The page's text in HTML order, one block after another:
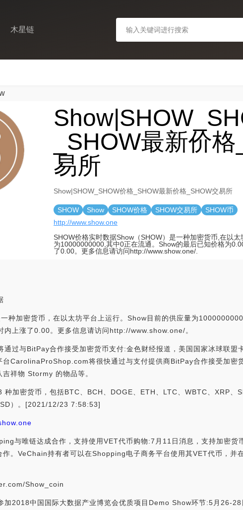
木星链
_SHOW最新价
易所
Show|SHOW_SHOW价格_SHOW最新价格_SHOW交易所
SHOW Show SHOW价格 SHOW交易所
SHOW币
http://www.show.one
SHOW价格实时数据Show（SHOW）是一种加密货币,在以
为10000000000,其中0正在流通。Show的最后已知价格为
了0.00。更多信息请访问http://www.show.one/.
种加密货币，在以太坊平台上运行。Show目前的供应量为
内上涨了0.00。更多信息请访问http://www.show.one/。
过与BitPay合作接受加密货币支付:金色财经报道，美国国家冰球联盟
台CarolinaProShop.com将很快通过与支付提供商BitPay合作接受加密
祥物 Stormy 的物品等。
加密货币，包括BTC、BCH、DOGE、ETH、LTC、WBTC、XRP、
）。[2021/12/23 7:58:53]
与唯链达成合作，支持使用VET代币购物:7月11日消息，支持加密
作。VeChain持有者可以在Shopping电子商务平台使用其VET代币，
Show_coin
加2018中国国际大数据产业博览会优质项目Demo Show环节:5月26-